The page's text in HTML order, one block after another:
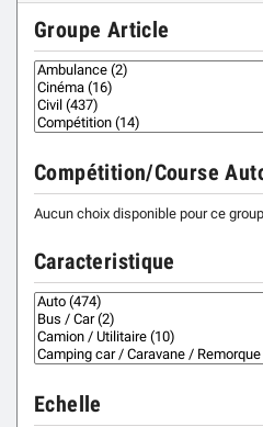
Groupe Article
Compétition/Course
Aucun choix disponible pour ce
Caracteristique
Echelle